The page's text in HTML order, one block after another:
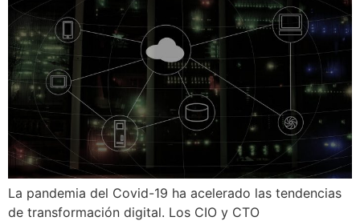
La pandemia del Covid-19 ha acelerado las tendencias
de transformación digital. Los CIO y CTO